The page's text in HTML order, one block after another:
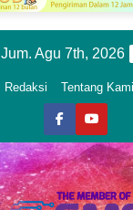
Jum. Agu 7th, 2026
Redaksi Tentang Kami